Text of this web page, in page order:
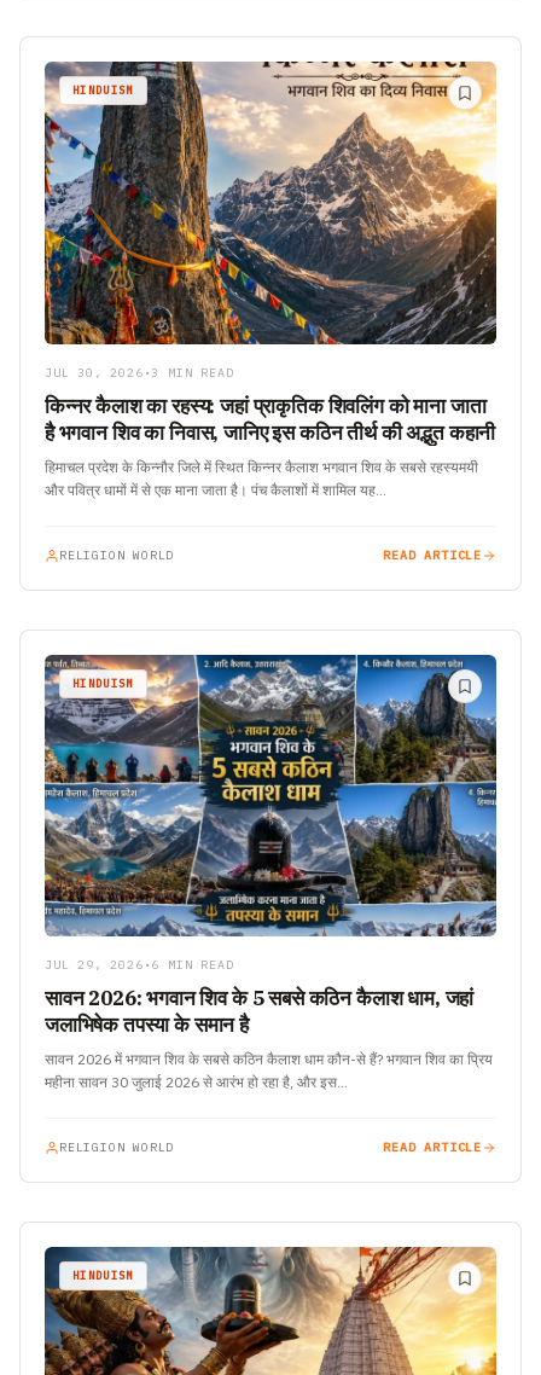
HINDUISM
JUL 30, 2026 • 3 MIN READ
किन्नर कैलाश का रहस्य: जहां प्राकृतिक शिवलिंग को माना जाता
है भगवान शिव का निवास, जानिए इस कठिन तीर्थ की अद्भुत कहानी
हिमाचल प्रदेश के किन्नौर जिले में स्थित किन्नर कैलाश भगवान शिव के सबसे रहस्यमयी
और पवित्र धामों में से एक माना जाता है। पंच कैलाशों में शामिल यह…
RELIGION WORLD READ ARTICLE
HINDUISM
JUL 29, 2026 • 6 MIN READ
सावन 2026: भगवान शिव के 5 सबसे कठिन कैलाश धाम, जहां
जलाभिषेक तपस्या के समान है
सावन 2026 में भगवान शिव के सबसे कठिन कैलाश धाम कौन-से हैं? भगवान शिव का प्रिय
महीना सावन 30 जुलाई 2026 से आरंभ हो रहा है, और इस…
RELIGION WORLD READ ARTICLE
HINDUISM